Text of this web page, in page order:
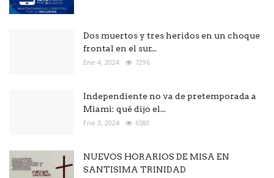
Dos muertos y tres heridos en un choque
frontal en el sur...
Ene 4, 2024 7296
Independiente no va de pretemporada a
Miami: qué dijo el...
Ene 3, 2024 6580
NUEVOS HORARIOS DE MISA EN
SANTISIMA TRINIDAD